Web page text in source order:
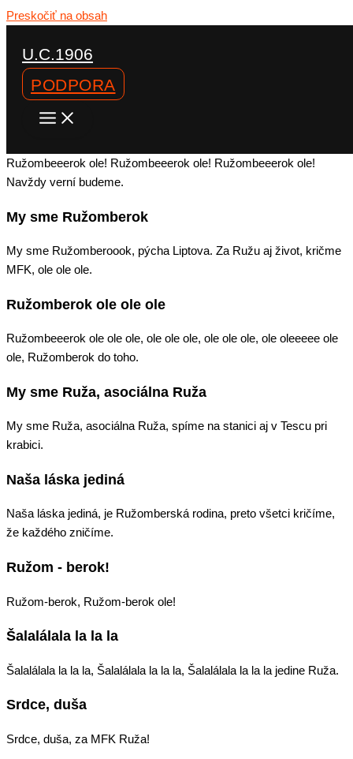
Preskočiť na obsah
U.C.1906
PODPORA
Ružomberok ole!
Ružombeeerok ole! Ružombeeerok ole! Ružombeeerok ole!
Navždy verní budeme.
My sme Ružomberok
My sme Ružomberoook, pýcha Liptova. Za Ružu aj život, kričme
MFK, ole ole ole.
Ružomberok ole ole ole
Ružombeeerok ole ole ole, ole ole ole, ole ole ole, ole oleeeee ole
ole, Ružomberok do toho.
My sme Ruža, asociálna Ruža
My sme Ruža, asociálna Ruža, spíme na stanici aj v Tescu pri
krabici.
Naša láska jediná
Naša láska jediná, je Ružomberská rodina, preto všetci kričíme,
že každého zničíme.
Ružom - berok!
Ružom-berok, Ružom-berok ole!
Šalalálala la la la
Šalalálala la la la, Šalalálala la la la, Šalalálala la la la jedine Ruža.
Srdce, duša
Srdce, duša, za MFK Ruža!